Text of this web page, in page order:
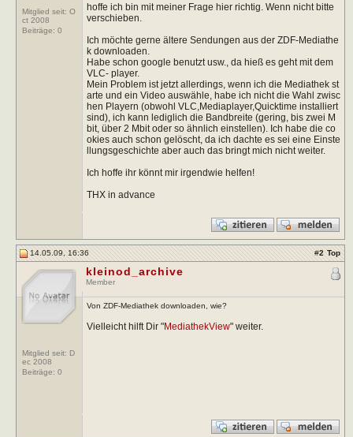
Mitglied seit: O
ct 2008
Beiträge: 0
hoffe ich bin mit meiner Frage hier richtig. Wenn nicht bitte
verschieben.
Ich möchte gerne ältere Sendungen aus der ZDF-Mediathe
k downloaden.
Habe schon google benutzt usw., da hieß es geht mit dem
VLC- player.
Mein Problem ist jetzt allerdings, wenn ich die Mediathek st
arte und ein Video auswähle, habe ich nicht die Wahl zwisc
hen Playern (obwohl VLC,Mediaplayer,Quicktime installiert
sind), ich kann lediglich die Bandbreite (gering, bis zwei M
bit, über 2 Mbit oder so ähnlich einstellen). Ich habe die co
okies auch schon gelöscht, da ich dachte es sei eine Einste
llungsgeschichte aber auch das bringt mich nicht weiter.
Ich hoffe ihr könnt mir irgendwie helfen!
THX in advance
14.05.09, 16:36 #2 Top
Mitglied seit: D
ec 2008
Beiträge: 0
kleinod_archive
Member
Von ZDF-Mediathek downloaden, wie?
Vielleicht hilft Dir "MediathekView" weiter.